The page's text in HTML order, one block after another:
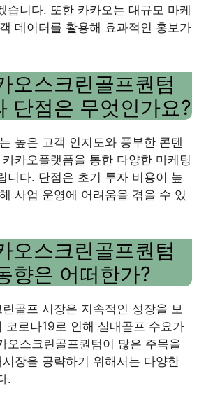
습니다. 또한 카카오는 대규모 마케
데이터를 활용해 효과적인 홍보가
오스크린골프퀀텀
단점은 무엇인가요?
높은 고객 인지도와 풍부한 콘텐
카오플랫폼을 통한 다양한 마케팅
니다. 단점은 초기 투자 비용이 높
사업 운영에 어려움을 겪을 수 있
오스크린골프퀀텀
향은 어떠한가?
골프 시장은 지속적인 성장을 보
코로나19로 인해 실내골프 수요가
오스크린골프퀀텀이 많은 주목을
장을 공략하기 위해서는 다양한
.